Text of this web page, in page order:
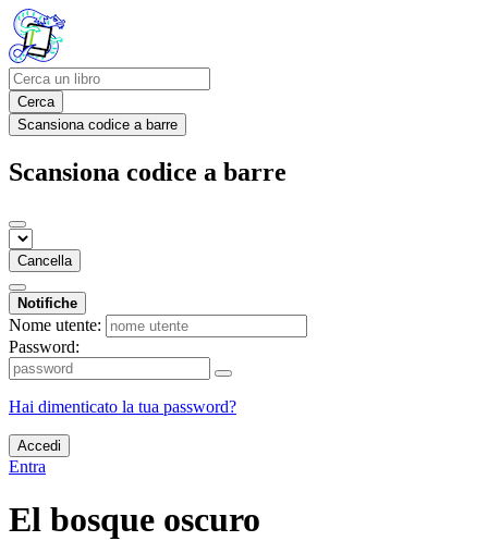
Cerca
Scansiona codice a barre
Scansiona codice a barre
Cancella
Notifiche
Nome utente:
Password:
Hai dimenticato la tua password?
Accedi
Entra
El bosque oscuro